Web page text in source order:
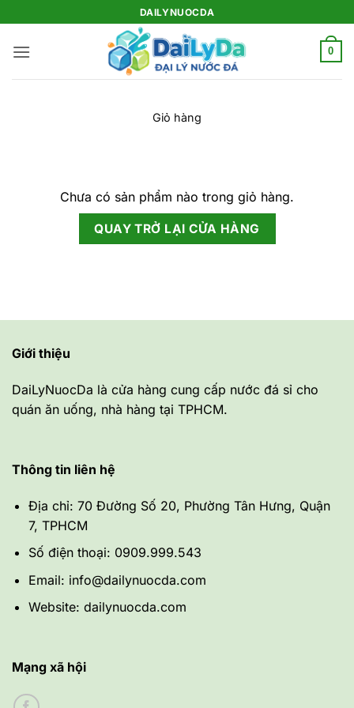
qua
nội
DAILYNUOCDA
0
Giỏ hàng
Chưa có sản phẩm nào trong giỏ hàng.
QUAY TRỞ LẠI CỬA HÀNG
Giới thiệu
DaiLyNuocDa là cửa hàng cung cấp nước đá sỉ cho
quán ăn uống, nhà hàng tại TPHCM.
Thông tin liên hệ
Địa chỉ: 70 Đường Số 20, Phường Tân Hưng, Quận
7, TPHCM
Số điện thoại: 0909.999.543
Email: info@dailynuocda.com
Website: dailynuocda.com
Mạng xã hội